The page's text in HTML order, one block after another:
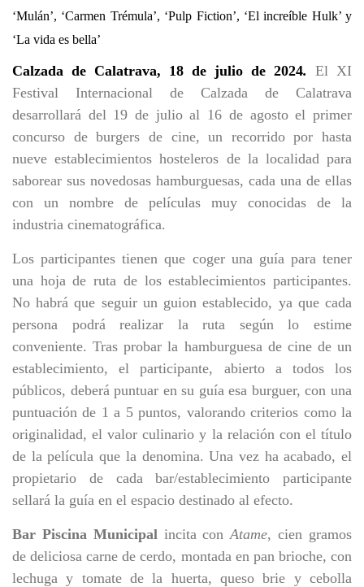
‘Mulán’, ‘Carmen Trémula’, ‘Pulp Fiction’, ‘El increíble Hulk’ y
‘La vida es bella’
Calzada de Calatrava, 18 de julio de 2024. El XI
Festival Internacional de Calzada de Calatrava
desarrollará del 19 de julio al 16 de agosto el primer
concurso de burgers de cine, un recorrido por hasta
nueve establecimientos hosteleros de la localidad para
saborear sus novedosas hamburguesas, cada una de ellas
con un nombre de películas muy conocidas de la
industria cinematográfica.
Los participantes tienen que coger una guía para tener
una hoja de ruta de los establecimientos participantes.
No habrá que seguir un guion establecido, ya que cada
persona podrá realizar la ruta según lo estime
conveniente. Tras probar la hamburguesa de cine de un
establecimiento, el participante, abierto a todos los
públicos, deberá puntuar en su guía esa burguer, con una
puntuación de 1 a 5 puntos, valorando criterios como la
originalidad, el valor culinario y la relación con el título
de la película que la denomina. Una vez ha acabado, el
propietario de cada bar/establecimiento participante
sellará la guía en el espacio destinado al efecto.
Bar Piscina Municipal incita conAtame, cien gramos
de deliciosa carne de cerdo, montada en pan brioche, con
lechuga y tomate de la huerta, queso brie y cebolla